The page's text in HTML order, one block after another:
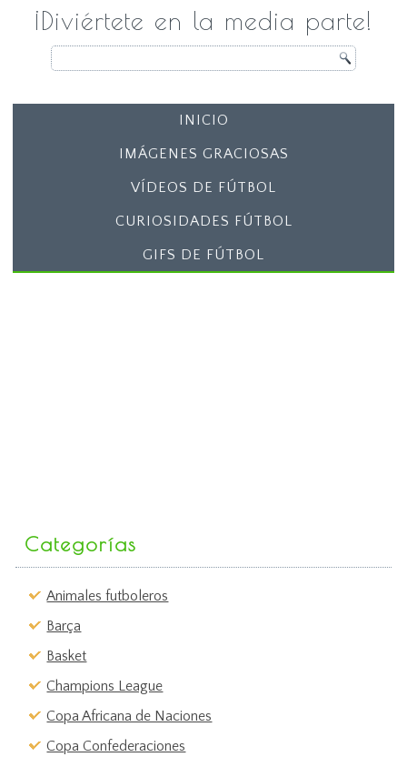
¡Diviértete en la media parte!
INICIO
IMÁGENES GRACIOSAS
VÍDEOS DE FÚTBOL
CURIOSIDADES FÚTBOL
GIFS DE FÚTBOL
Categorías
Animales futboleros
Barça
Basket
Champions League
Copa Africana de Naciones
Copa Confederaciones